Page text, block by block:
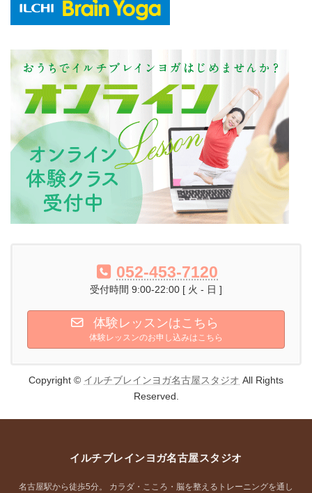
052-453-7120
受付時間 9:00-22:00 [ 火 - 日 ]
体験レッスンはこちら
体験レッスンのお申し込みはこちら
Copyright © イルチブレインヨガ名古屋スタジオ All Rights
Reserved.
イルチブレインヨガ名古屋スタジオ
名古屋駅から徒歩5分。 カラダ・こころ・脳を整えるトレーニングを通し